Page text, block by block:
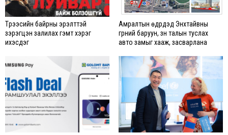
Түрээсийн байрны эрэлттэй
зэрэгцэн залилах гэмт хэрэг
ихэсдэг
Амралтын өдрүүдэд Энхтайвны
гүүрний баруун, зүүн талын туслах
авто замыг хааж, засварлана